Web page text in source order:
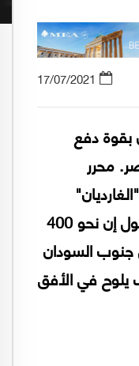
17/07/2021
بقوة دفع
محرر
البريطانية سيمون تيسدال، يقول إن نحو 400
السودان
يلوح في الأفق